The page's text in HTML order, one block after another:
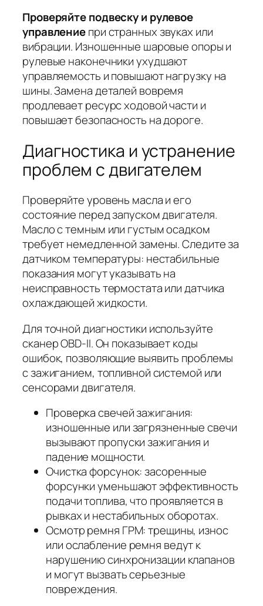
Проверяйте подвеску и рулевое
управлениепри странных звуках или
вибрации. Изношенные шаровые опоры и
рулевые наконечники ухудшают
управляемость и повышают нагрузку на
шины.Замена деталей вовремя
продлевает ресурс ходовой части и
повышает безопасность на дороге.
Диагностика и устранение
проблем с двигателем
Проверяйте уровень масла и его
состояние перед запуском двигателя.
Масло с темным или густым осадком
требует немедленной замены. Следите за
датчиком температуры: нестабильные
показания могут указывать на
неисправность термостата или датчика
охлаждающей жидкости.
Для точной диагностики используйте
сканер OBD-II. Он показывает коды
ошибок, позволяющие выявить проблемы
с зажиганием, топливной системой или
сенсорами двигателя.
Проверка свечей зажигания:
изношенные или загрязненные свечи
вызывают пропуски зажигания и
падение мощности.
Очистка форсунок: засоренные
форсунки уменьшают эффективность
подачи топлива, что проявляется в
рывках и нестабильных оборотах.
Осмотр ремня ГРМ: трещины, износ
или ослабление ремня ведут к
нарушению синхронизации клапанов
и могут вызвать серьезные
повреждения.